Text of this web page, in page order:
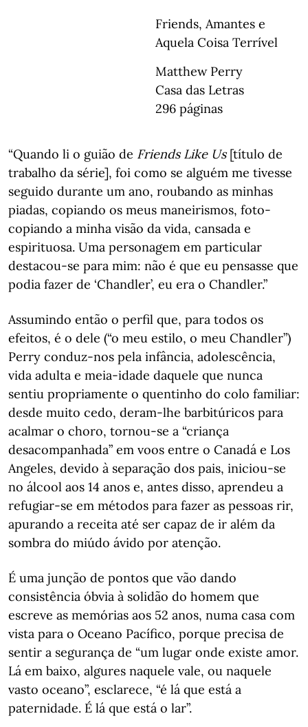
Friends, Amantes e
Aquela Coisa Terrível
Matthew Perry
Casa das Letras
296 páginas
“Quando li o guião de Friends Like Us[título de
trabalho da série], foi como se alguém me tivesse
seguido durante um ano, roubando as minhas
piadas, copiando os meus maneirismos, foto-
copiando a minha visão da vida, cansada e
espirituosa. Uma personagem em particular
destacou-se para mim: não é que eu pensasse que
podia fazer de ‘Chandler’, eu era o Chandler.”
Assumindo então o perfil que, para todos os
efeitos, é o dele (“o meu estilo, o meu Chandler”)
Perry conduz-nos pela infância, adolescência,
vida adulta e meia-idade daquele que nunca
sentiu propriamente o quentinho do colo familiar:
desde muito cedo, deram-lhe barbitúricos para
acalmar o choro, tornou-se a “criança
desacompanhada” em voos entre o Canadá e Los
Angeles, devido à separação dos pais, iniciou-se
no álcool aos 14 anos e, antes disso, aprendeu a
refugiar-se em métodos para fazer as pessoas rir,
apurando a receita até ser capaz de ir além da
sombra do miúdo ávido por atenção.
É uma junção de pontos que vão dando
consistência óbvia à solidão do homem que
escreve as memórias aos 52 anos, numa casa com
vista para o Oceano Pacífico, porque precisa de
sentir a segurança de “um lugar onde existe amor.
Lá em baixo, algures naquele vale, ou naquele
vasto oceano”, esclarece, “é lá que está a
paternidade. É lá que está o lar”.